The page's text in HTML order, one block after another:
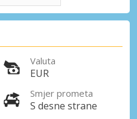
Valuta
EUR
Smjer prometa
S desne strane